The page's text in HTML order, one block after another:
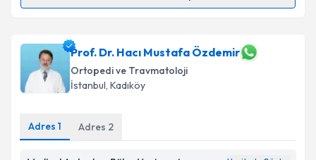
takvim hazırlandığında e-posta ile bilgilendireceğiz.
E-posta Adresiniz
Prof. Dr. Hacı Mustafa Özdemir
Ortopedi ve Travmatoloji
İstanbul, Kadıköy
Adres 1 Adres 2